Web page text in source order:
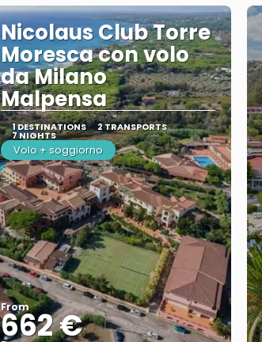
Nicolaus Club Torre
Moresca con volo
da Milano
Malpensa
1 DESTINATIONS 2 TRANSPORTS
7 NIGHTS
Volo + soggiorno
From
662 €